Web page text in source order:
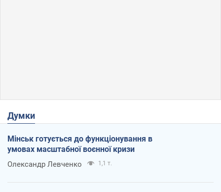
Думки
Мінськ готується до функціонування в
умовах масштабної воєнної кризи
Олександр Левченко 1,1 т.